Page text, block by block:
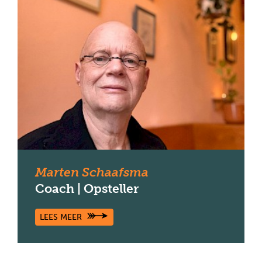
Marten Schaafsma
Coach | Opsteller
LEES MEER